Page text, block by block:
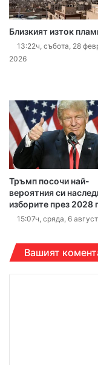
Близкият изток
13:22ч, събота, 28
2026
Тръмп посочи най-
вероятния си
изборите през 2028
15:07ч, сряда, 6
Вашият